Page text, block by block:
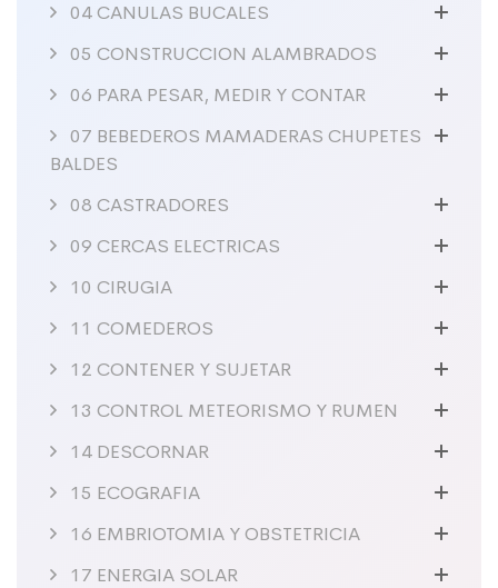
04 CANULAS BUCALES
05 CONSTRUCCION ALAMBRADOS
06 PARA PESAR, MEDIR Y CONTAR
07 BEBEDEROS MAMADERAS CHUPETES
BALDES
08 CASTRADORES
09 CERCAS ELECTRICAS
10 CIRUGIA
11 COMEDEROS
12 CONTENER Y SUJETAR
13 CONTROL METEORISMO Y RUMEN
14 DESCORNAR
15 ECOGRAFIA
16 EMBRIOTOMIA Y OBSTETRICIA
17 ENERGIA SOLAR